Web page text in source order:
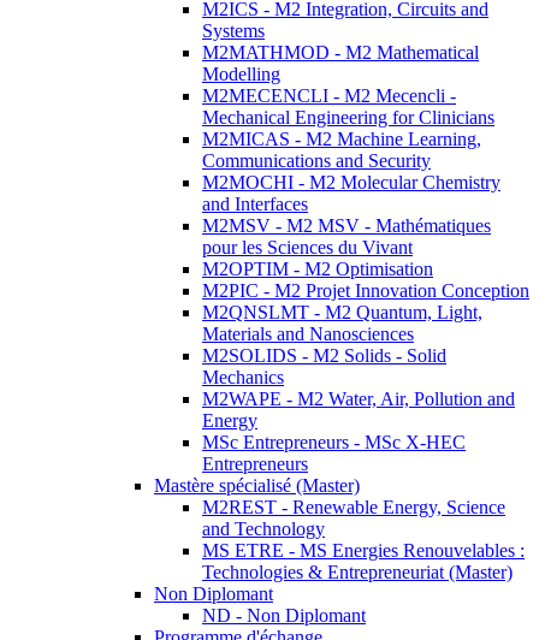
M2ICS - M2 Integration, Circuits and
Systems
M2MATHMOD - M2 Mathematical
Modelling
M2MECENCLI - M2 Mecencli -
Mechanical Engineering for Clinicians
M2MICAS - M2 Machine Learning,
Communications and Security
M2MOCHI - M2 Molecular Chemistry
and Interfaces
M2MSV - M2 MSV - Mathématiques
pour les Sciences du Vivant
M2OPTIM - M2 Optimisation
M2PIC - M2 Projet Innovation Conception
M2QNSLMT - M2 Quantum, Light,
Materials and Nanosciences
M2SOLIDS - M2 Solids - Solid
Mechanics
M2WAPE - M2 Water, Air, Pollution and
Energy
MSc Entrepreneurs - MSc X-HEC
Entrepreneurs
Mastère spécialisé (Master)
M2REST - Renewable Energy, Science
and Technology
MS ETRE - MS Energies Renouvelables :
Technologies & Entrepreneuriat (Master)
Non Diplomant
ND - Non Diplomant